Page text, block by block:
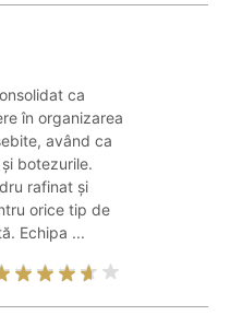
ca
în organizarea
având ca
botezurile.
rafinat și
orice tip de
Echipa ...